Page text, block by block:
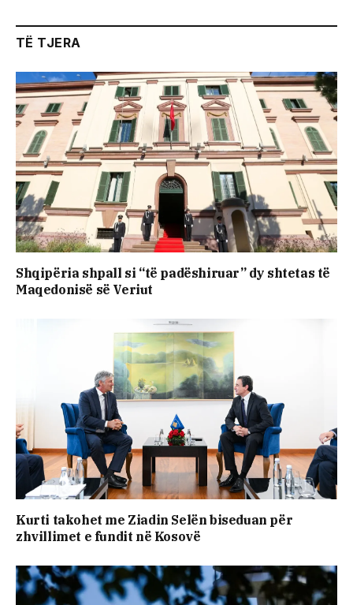
TË TJERA
Shqipëria shpall si “të padëshiruar” dy shtetas të
Maqedonisë së Veriut
Kurti takohet me Ziadin Selën biseduan për
zhvillimet e fundit në Kosovë